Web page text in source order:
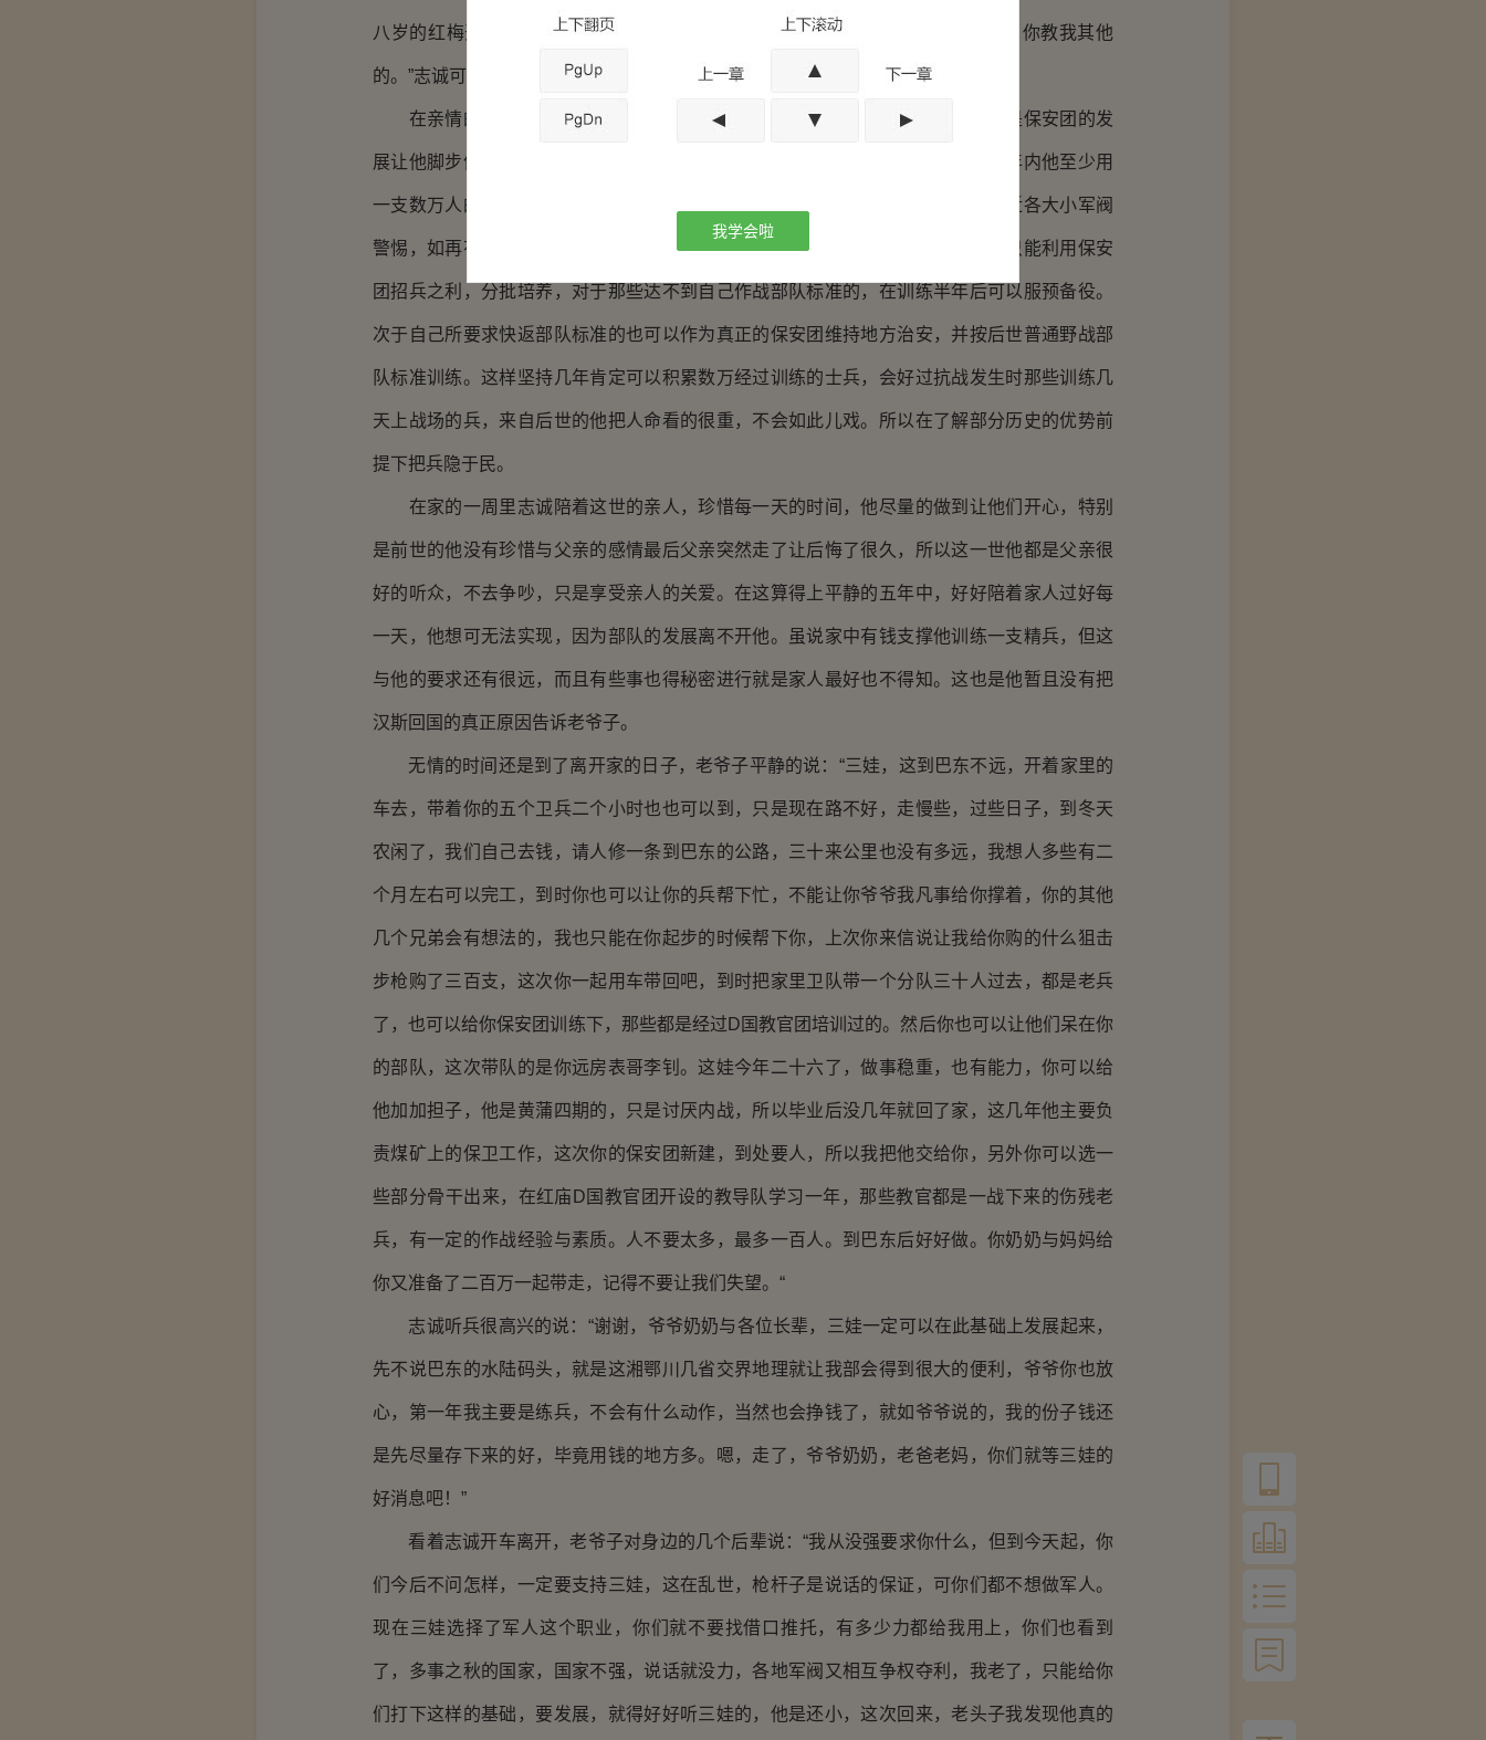
八岁的红梅开始还能安静下来，没有一个小时就闹开了：“哥，不好玩，不玩了，你教我其他
的。”志诚可不敢逆心爱小妹的意，接口道：“小妹，过会哥教你玩一个游戏——”
在亲情的感染中，志诚找到了这世家的感觉，他很想在家里好好呆一阵，可是保安团的发
展让他脚步停不下来，想想看，离全面抗战他所知的历史时间还有五年，在这五年内他至少用
一支数万人的可战之兵，这就得筹划怎样去发展，眼下徐家在恩施的兵力己让附近各大小军阀
警惕，如再有几万人的部队，岂不是成众与之的？这不是志诚所要，所以现在他只能利用保安
团招兵之利，分批培养，对于那些达不到自己作战部队标准的，在训练半年后可以服预备役。
次于自己所要求快返部队标准的也可以作为真正的保安团维持地方治安，并按后世普通野战部
队标准训练。这样坚持几年肯定可以积累数万经过训练的士兵，会好过抗战发生时那些训练几
天上战场的兵，来自后世的他把人命看的很重，不会如此儿戏。所以在了解部分历史的优势前
提下把兵隐于民。
在家的一周里志诚陪着这世的亲人，珍惜每一天的时间，他尽量的做到让他们开心，特别
是前世的他没有珍惜与父亲的感情最后父亲突然走了让后悔了很久，所以这一世他都是父亲很
好的听众，不去争吵，只是享受亲人的关爱。在这算得上平静的五年中，好好陪着家人过好每
一天，他想可无法实现，因为部队的发展离不开他。虽说家中有钱支撑他训练一支精兵，但这
与他的要求还有很远，而且有些事也得秘密进行就是家人最好也不得知。这也是他暂且没有把
汉斯回国的真正原因告诉老爷子。
无情的时间还是到了离开家的日子，老爷子平静的说：“三娃，这到巴东不远，开着家里的
车去，带着你的五个卫兵二个小时也也可以到，只是现在路不好，走慢些，过些日子，到冬天
农闲了，我们自己去钱，请人修一条到巴东的公路，三十来公里也没有多远，我想人多些有二
个月左右可以完工，到时你也可以让你的兵帮下忙，不能让你爷爷我凡事给你撑着，你的其他
几个兄弟会有想法的，我也只能在你起步的时候帮下你，上次你来信说让我给你购的什么狙击
步枪购了三百支，这次你一起用车带回吧，到时把家里卫队带一个分队三十人过去，都是老兵
了，也可以给你保安团训练下，那些都是经过D国教官团培训过的。然后你也可以让他们呆在你
的部队，这次带队的是你远房表哥李钊。这娃今年二十六了，做事稳重，也有能力，你可以给
他加加担子，他是黄蒲四期的，只是讨厌内战，所以毕业后没几年就回了家，这几年他主要负
责煤矿上的保卫工作，这次你的保安团新建，到处要人，所以我把他交给你，另外你可以选一
些部分骨干出来，在红庙D国教官团开设的教导队学习一年，那些教官都是一战下来的伤残老
兵，有一定的作战经验与素质。人不要太多，最多一百人。到巴东后好好做。你奶奶与妈妈给
你又准备了二百万一起带走，记得不要让我们失望。“
志诚听兵很高兴的说：“谢谢，爷爷奶奶与各位长辈，三娃一定可以在此基础上发展起来，
先不说巴东的水陆码头，就是这湘鄂川几省交界地理就让我部会得到很大的便利，爷爷你也放
心，第一年我主要是练兵，不会有什么动作，当然也会挣钱了，就如爷爷说的，我的份子钱还
是先尽量存下来的好，毕竟用钱的地方多。嗯，走了，爷爷奶奶，老爸老妈，你们就等三娃的
好消息吧！”
看着志诚开车离开，老爷子对身边的几个后辈说：“我从没强要求你什么，但到今天起，你
们今后不问怎样，一定要支持三娃，这在乱世，枪杆子是说话的保证，可你们都不想做军人。
现在三娃选择了军人这个职业，你们就不要找借口推托，有多少力都给我用上，你们也看到
了，多事之秋的国家，国家不强，说话就没力，各地军阀又相互争权夺利，我老了，只能给你
们打下这样的基础，要发展，就得好好听三娃的，他是还小，这次回来，老头子我发现他真的
我学会啦